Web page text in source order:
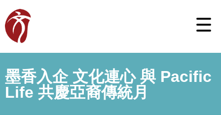
墨香入企 文化連心 與 Pacific
Life 共慶亞裔傳統月